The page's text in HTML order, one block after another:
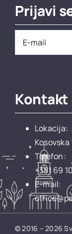
Prijavi
Kontakt
Lokacija:
Kosovska
Telefon:
+381 69
E-mail:
© 2016 – 2026